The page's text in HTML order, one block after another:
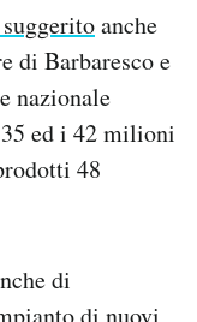
anche
di Barbaresco e
nazionale
ed i 42 milioni
48
di
di nuovi